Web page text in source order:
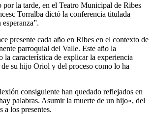
por la tarde, en el Teatro Municipal de Ribes
Torralba dictó la conferencia titulada
presente cada año en Ribes en el contexto de
parroquial del Valle. Este año la
la característica de explicar la experiencia
su hijo Oriol y del proceso como lo ha
consiguiente han quedado reflejados en
palabras. Asumir la muerte de un hijo», del
a los presentes.